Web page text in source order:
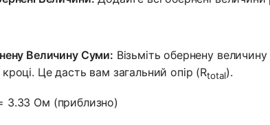
Величину Суми: Візьміть обернену
Це дасть вам загальний опір (Rtotal).
3.33 Ом (приблизно)